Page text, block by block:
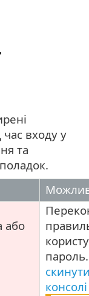
входу у
та
або
консолі